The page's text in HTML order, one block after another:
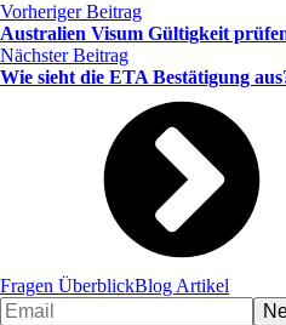
Vorheriger Beitrag
Australien Visum Gültigkeit
Nächster Beitrag
Wie sieht die ETA Bestätigung
Fragen ÜberblickBlog Artikel